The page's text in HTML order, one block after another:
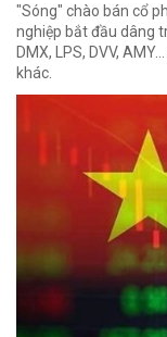
"Sóng" chào bán cổ
nghiệp bắt đầu dâng
DMX, LPS, DVV,
khác.